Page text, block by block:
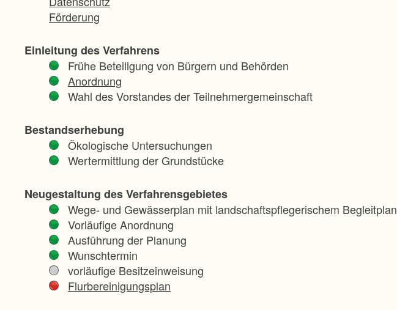
Förderung
Einleitung des Verfahrens
Frühe Beteiligung von Bürgern und Behörden
Anordnung
Wahl des Vorstandes der Teilnehmergemeinschaft
Bestandserhebung
Ökologische Untersuchungen
Wertermittlung der Grundstücke
Neugestaltung des Verfahrensgebietes
Wege- und Gewässerplan mit landschaftspflegerischem Begleitplan
Vorläufige Anordnung
Ausführung der Planung
Wunschtermin
vorläufige Besitzeinweisung
Flurbereinigungsplan